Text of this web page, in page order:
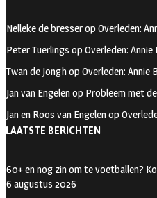
b
o
k
t
a
r
a
i
t
e
r
Nelleke de bresserop Overleden:
Peter Tuerlings op Overleden:
Twan de Jonghop Overleden: Annie
Jan van Engelenop Probleem met
Jan en Roos van Engelenop
LAATSTE BERICHTEN
60+ en nog zin om te voetballen?
6 augustus 2026